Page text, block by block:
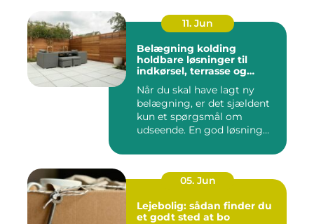
11. Jun
Belægning kolding
holdbare løsninger til
indkørsel, terrasse og
Når du skal have lagt ny
belægning, er det sjældent
kun et spørgsmål om
udseende. En god løsning
05. Jun
Lejebolig: sådan finder du
et godt sted at bo